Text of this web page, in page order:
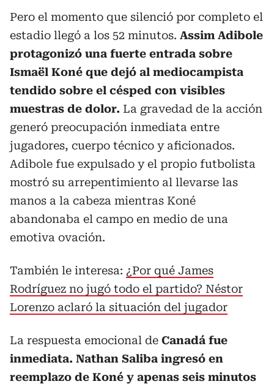
Pero el momento que silenció por completo el
estadio llegó a los 52 minutos. Assim Adibole
protagonizó una fuerte entrada sobre
Ismaël Koné que dejó al mediocampista
tendido sobre el césped con visibles
muestras de dolor. La gravedad de la acción
generó preocupación inmediata entre
jugadores, cuerpo técnico y aficionados.
Adibole fue expulsado y el propio futbolista
mostró su arrepentimiento al llevarse las
manos a la cabeza mientras Koné
abandonaba el campo en medio de una
emotiva ovación.
También le interesa: ¿Por qué James
Rodríguez no jugó todo el partido? Néstor
Lorenzo aclaró la situación del jugador
La respuesta emocional de Canadá fue
inmediata. Nathan Saliba ingresó en
reemplazo de Koné y apenas seis minutos